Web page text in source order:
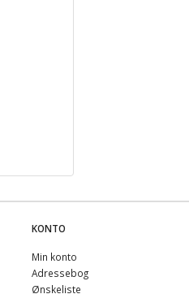
KONTO
Min konto
Adressebog
Ønskeliste